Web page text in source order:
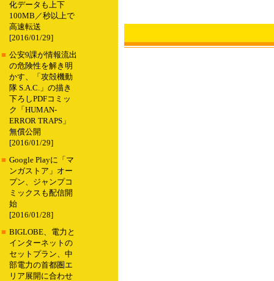
化データも上下
100MB／秒以上で
高速転送
[2016/01/29]
■ 公安9課が情報流出
の危険性を解き明
かす、「攻殻機動
隊 S.A.C.」の描き
下ろしPDFコミッ
ク「HUMAN-
ERROR TRAPS」
無償公開
[2016/01/29]
■ Google Playに「マ
ンガストア」オー
プン、ジャンプコ
ミックスも配信開
始
[2016/01/28]
■ BIGLOBE、電力と
インターネットの
セットプラン、中
部電力の首都圏エ
リア展開に合わせ